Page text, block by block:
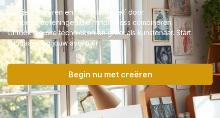
Laat je inspireren en ontwikkel jezelf door
creatieve oefeningen die mindfulness combineren.
Ontdek nieuwe technieken en groei als kunstenaar. Start
vandaag nog jouw avontuur!
Begin nu met creëren